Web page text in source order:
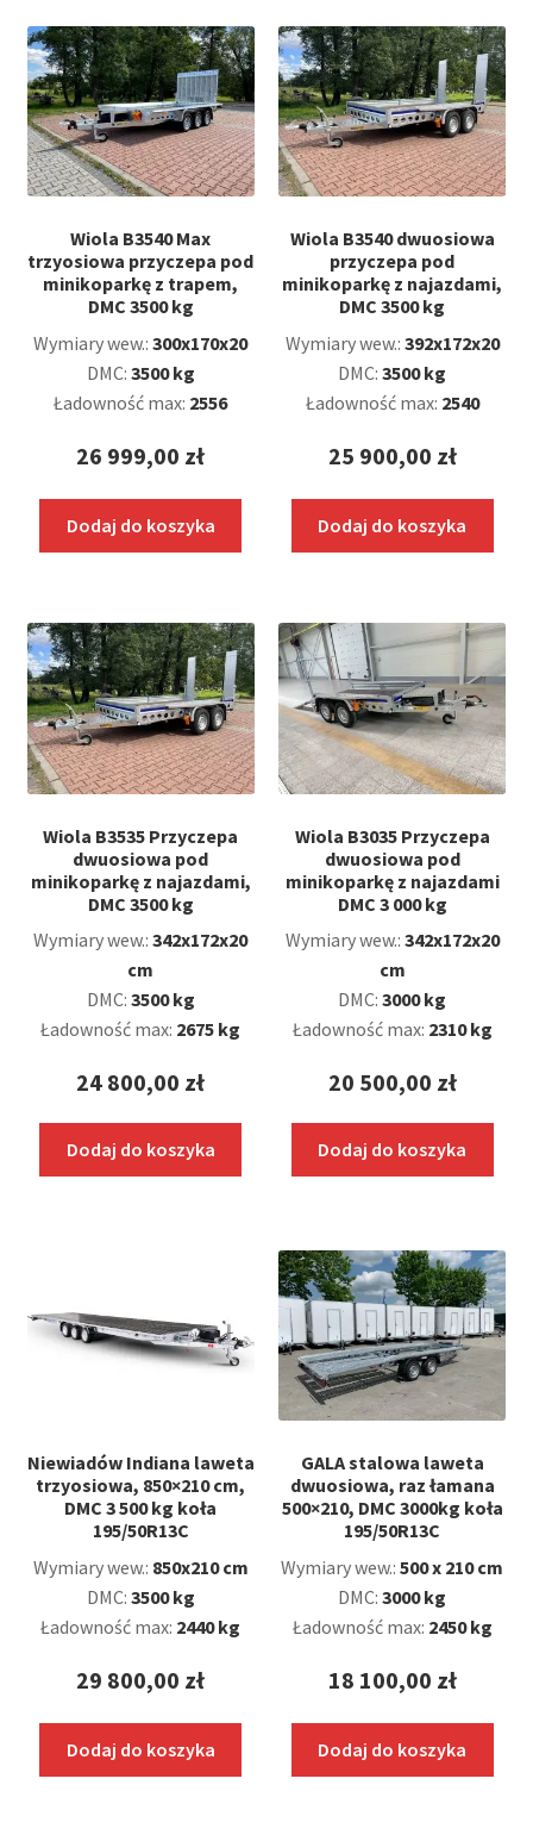
000,00 zł.
Wiola B3540 Max
trzyosiowa przyczepa pod
minikoparkę z trapem,
DMC 3500 kg
Wymiary wew.:300x170x20
DMC: 3500 kg
Ładowność max: 2556
26 999,00 zł
Dodaj do koszyka
Wiola B3540 dwuosiowa
przyczepa pod
minikoparkę z najazdami,
DMC 3500 kg
Wymiary wew.: 392x172x20
DMC:3500 kg
Ładowność max: 2540
25 900,00 zł
Dodaj do koszyka
Wiola B3535 Przyczepa
dwuosiowa pod
minikoparkę z najazdami,
DMC 3500 kg
Wymiary wew.:342x172x20
cm
DMC: 3500 kg
Ładowność max: 2675 kg
24 800,00 zł
Dodaj do koszyka
Wiola B3035 Przyczepa
dwuosiowa pod
minikoparkę z najazdami
DMC 3 000 kg
Wymiary wew.: 342x172x20
cm
DMC:3000 kg
Ładowność max: 2310 kg
20 500,00 zł
Dodaj do koszyka
Niewiadów Indiana laweta
trzyosiowa, 850×210 cm,
DMC 3 500 kg koła
195/50R13C
Wymiary wew.: 850x210 cm
DMC: 3500 kg
Ładowność max: 2440 kg
29 800,00 zł
Dodaj do koszyka
GALA stalowa laweta
dwuosiowa, raz łamana
500×210, DMC 3000kg koła
195/50R13C
Wymiary wew.:500 x 210 cm
DMC:3000 kg
Ładowność max: 2450 kg
18 100,00 zł
Dodaj do koszyka